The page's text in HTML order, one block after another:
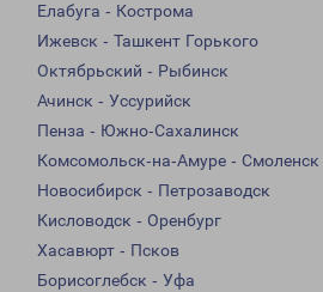
Елабуга - Кострома
Ижевск - Ташкент Горького
Октябрьский - Рыбинск
Ачинск - Уссурийск
Пенза - Южно-Сахалинск
Комсомольск-на-Амуре - Смоленск
Новосибирск - Петрозаводск
Кисловодск - Оренбург
Хасавюрт - Псков
Борисоглебск - Уфа